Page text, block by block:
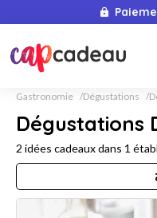
Gastronomie Dégustations
Dégustations
2 idées cadeaux dans 1